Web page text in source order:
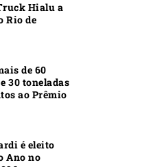
Hialu a
Rio de
de 60
30 toneladas
ao Prêmio
é eleito
Ano no